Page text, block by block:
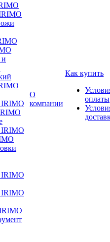
IRIMO
IRIMO
IRIMO
IRIMO
О
компании
Как купить
оплаты